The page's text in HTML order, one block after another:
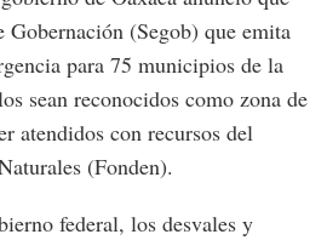
Gobernación (Segob) que emita
para 75 municipios de la
sean reconocidos como zona de
atendidos con recursos del
(Fonden).
federal, los desvales y